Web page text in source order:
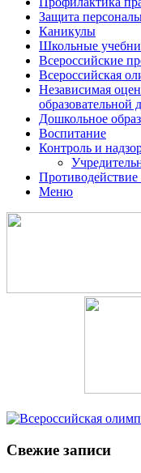
Защита
Каникулы
Школьные
Всероссийские
Всероссийская
Независимая
образовательной
Дошкольное
Воспитание
Контроль и
Меню
Свежие записи